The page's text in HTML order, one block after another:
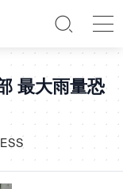
最大雨量恐